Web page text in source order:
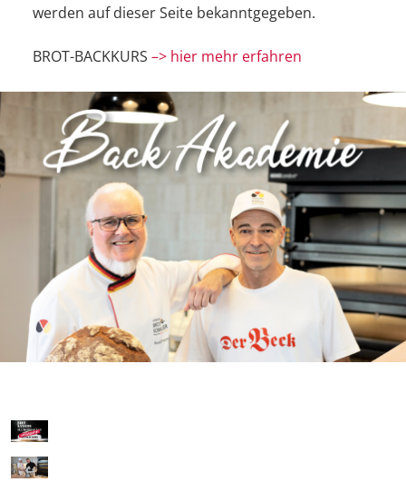
werden auf dieser Seite bekanntgegeben.
BROT-BACKKURS –> hier mehr erfahren